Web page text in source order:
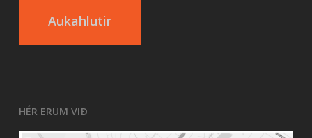
Aukahlutir
HÉR ERUM VIÐ